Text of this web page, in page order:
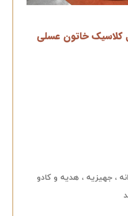
کلاسیک خاتون عسلی
، جهیزیه ، هدیه و کادو